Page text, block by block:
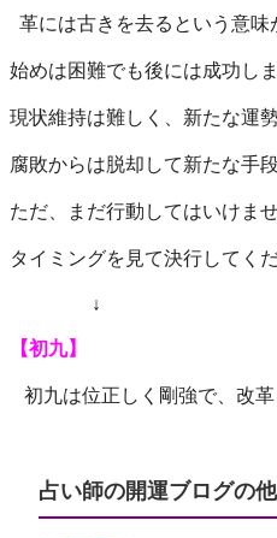
革には古きを去るという意
始めは困難でも後には成功しま
現状維持は難しく、新たな運
腐敗からは脱却して新たな手
ただ、まだ行動してはいけませ
タイミングを見て決行してく
↓
【初九】
初九は位正しく剛強で、改
占い師の開運ブログの